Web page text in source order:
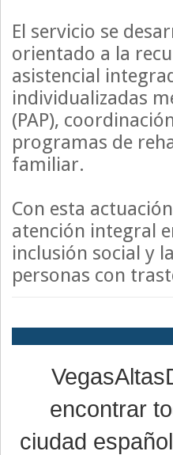
El servicio se
orientado a la
asistencial
individualizadas
(PAP),
programas de
familiar.
Con esta
atención integral
inclusión social y
personas con
encontrar
ciudad